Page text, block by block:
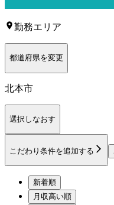
勤務エリア
都道府県を変更
北本市
選択しなおす
こだわり条件を追加する
新着順
月収高い順